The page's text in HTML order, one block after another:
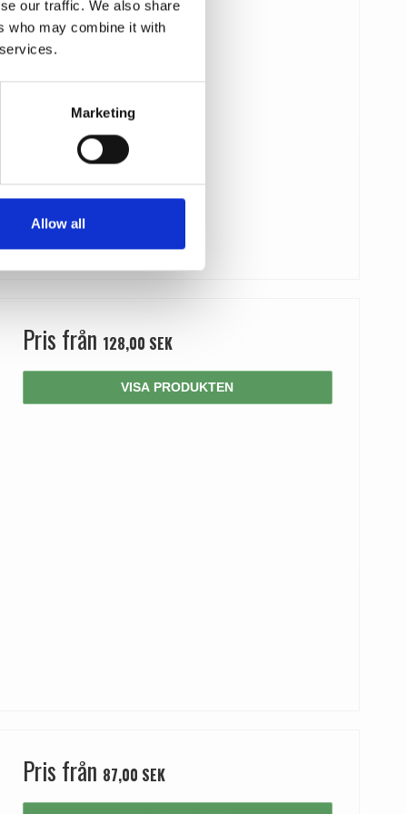
our traffic. We also share
who may combine it with
Marketing
Allow all
Pris från 128,00 SEK
VISA PRODUKTEN
Pris från 87,00 SEK